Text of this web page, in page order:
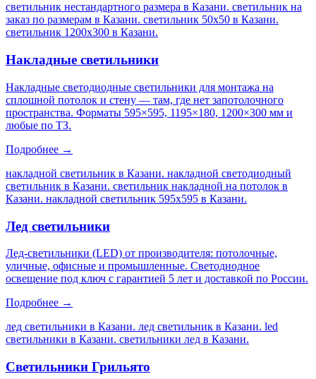
светильник нестандартного размера в Казани. светильник на
заказ по размерам в Казани. светильник 50х50 в Казани.
светильник 1200х300 в Казани.
Накладные светильники
Накладные светодиодные светильники для монтажа на
сплошной потолок и стену — там, где нет запотолочного
пространства. Форматы 595×595, 1195×180, 1200×300 мм и
любые по ТЗ.
Подробнее →
накладной светильник в Казани. накладной светодиодный
светильник в Казани. светильник накладной на потолок в
Казани. накладной светильник 595х595 в Казани.
Лед светильники
Лед-светильники (LED) от производителя: потолочные,
уличные, офисные и промышленные. Светодиодное
освещение под ключ с гарантией 5 лет и доставкой по России.
Подробнее →
лед светильники в Казани. лед светильник в Казани. led
светильники в Казани. светильники лед в Казани.
Светильники Грильято